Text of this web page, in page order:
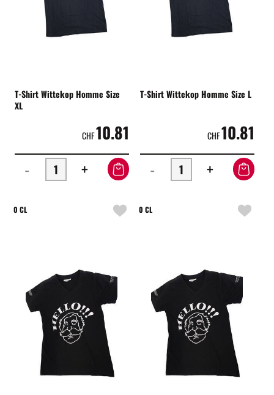
T-Shirt Wittekop Homme Size
XL
CHF10.81
-
+
T-Shirt Wittekop Homme Size L
CHF10.81
-
+
0 CL 0 CL